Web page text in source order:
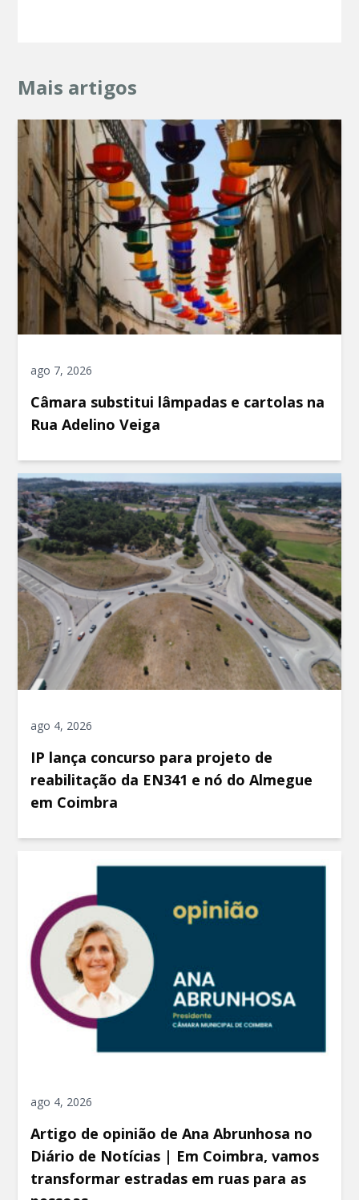
Mais artigos
ago 7, 2026
Câmara substitui lâmpadas e cartolas na
Rua Adelino Veiga
ago 4, 2026
IP lança concurso para projeto de
reabilitação da EN341 e nó do Almegue
em Coimbra
ago 4, 2026
Artigo de opinião de Ana Abrunhosa no
Diário de Notícias | Em Coimbra, vamos
transformar estradas em ruas para as